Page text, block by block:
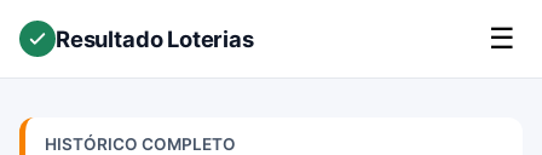
Resultado Loterias ☰
HISTÓRICO COMPLETO